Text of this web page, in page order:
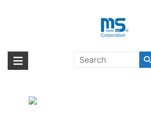
海外輸入ブランド商
海外事業部が取り揃えている海外輸入商品には
ランド」をはじめ「ユニークな商品」「機能的
Clear